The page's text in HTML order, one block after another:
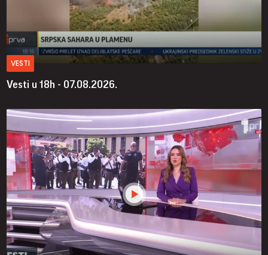
VESTI
Vesti u 18h - 07.08.2026.